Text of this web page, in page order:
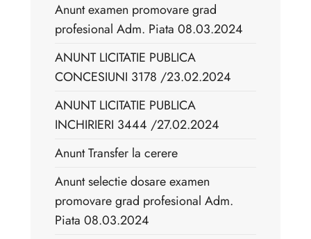
Anunt examen promovare grad
profesional Adm. Piata 08.03.2024
ANUNT LICITATIE PUBLICA
CONCESIUNI 3178 /23.02.2024
ANUNT LICITATIE PUBLICA
INCHIRIERI 3444 /27.02.2024
Anunt Transfer la cerere
Anunt selectie dosare examen
promovare grad profesional Adm.
Piata 08.03.2024